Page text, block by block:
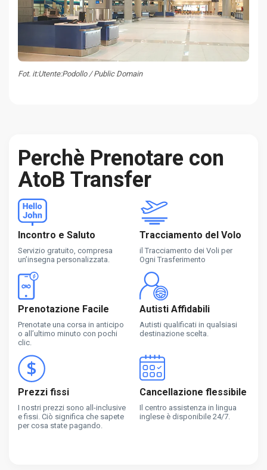
Fot. it:Utente:Podollo / Public Domain
Perchè Prenotare con
AtoB Transfer
Incontro e Saluto
Servizio gratuito, compresa
un’insegna personalizzata.
Tracciamento del Volo
il Tracciamento dei Voli per
Ogni Trasferimento
Prenotazione Facile
Prenotate una corsa in anticipo
o all’ultimo minuto con pochi
clic.
Autisti Affidabili
Autisti qualificati in qualsiasi
destinazione scelta.
Prezzi fissi
I nostri prezzi sono all-inclusive
e fissi. Ciò significa che sapete
per cosa state pagando.
Cancellazione flessibile
Il centro assistenza in lingua
inglese è disponibile 24/7.